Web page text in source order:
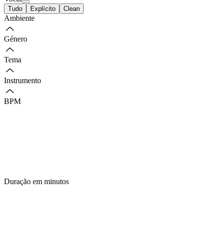
Tudo Explícito Clean
Ambiente
Género
Tema
Instrumento
BPM
Duração em minutos